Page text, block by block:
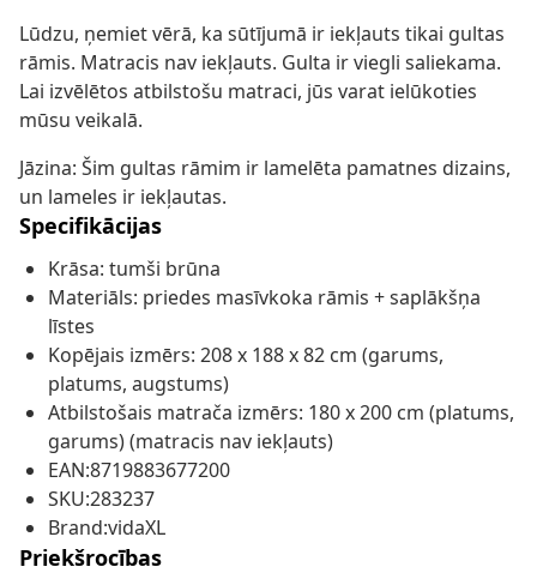
Lūdzu, ņemiet vērā, ka sūtījumā ir iekļauts tikai gultas
rāmis. Matracis nav iekļauts. Gulta ir viegli saliekama.
Lai izvēlētos atbilstošu matraci, jūs varat ielūkoties
mūsu veikalā.
Jāzina: Šim gultas rāmim ir lamelēta pamatnes dizains,
un lameles ir iekļautas.
Specifikācijas
Krāsa: tumši brūna
Materiāls: priedes masīvkoka rāmis + saplākšņa
līstes
Kopējais izmērs: 208 x 188 x 82 cm (garums,
platums, augstums)
Atbilstošais matrača izmērs: 180 x 200 cm (platums,
garums) (matracis nav iekļauts)
EAN:8719883677200
SKU:283237
Brand:vidaXL
Priekšrocības